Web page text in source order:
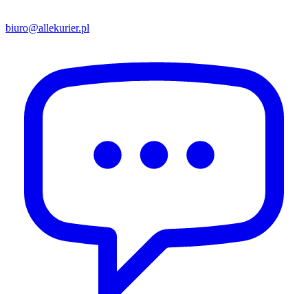
biuro@allekurier.pl